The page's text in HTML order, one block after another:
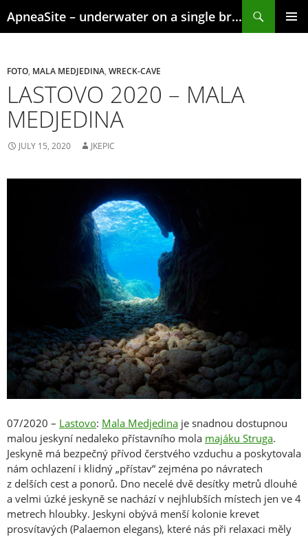
to
ApneaSite – underwater on a single breath
FOTO MALA MEDJEDINA WRECK-CAVE
LASTOVO 2020 – MALA
MEDJEDINA
JULY 15, 2020 JKEPIC
07/2020 – Lastovo: Mala Medjedina je snadnou dostupnou
malou jeskyní nedaleko přístavního mola majáku Struga.
Jeskyně má bezpečný přívod čerstvého vzduchu a poskytovala
nám ochlazení i klidný „přístav“ zejména po návratech
z delších cest a ponorů. Dno necelé dvě desítky metrů dlouhé
a velmi úzké jeskyně se nachází v nejhlubších místech jen ve 4
metrech hloubky. Jeskyni obývá menší kolonie krevet
prosvítavých (Palaemon elegans), které nás při relaxaci měly